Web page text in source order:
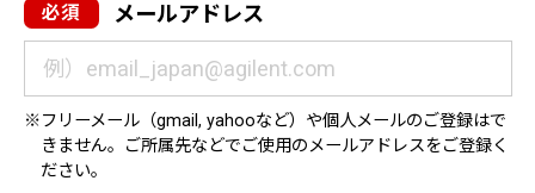
メールアドレス
フリーメール（gmail, yahooなど）や個人メールのご登録はで
きません。ご所属先などでご使用のメールアドレスをご登録く
ださい。